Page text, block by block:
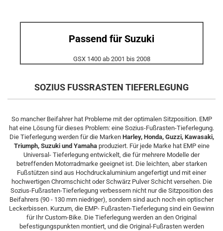
Passend für Suzuki
GSX 1400 ab 2001 bis 2008
SOZIUS FUSSRASTEN TIEFERLEGUNG
So mancher Beifahrer hat Probleme mit der optimalen Sitzposition. EMP
hat eine Lösung für dieses Problem: eine Sozius-Fußrasten-Tieferlegung.
Die Tieferlegung werden für die Marken Harley, Honda, Guzzi, Kawasaki,
Triumph, Suzuki und Yamahaproduziert. Für jede Marke hat EMP eine
Universal- Tieferlegung entwickelt, die für mehrere Modelle der
betreffenden Motorradmarke geeignet ist. Die leichten, aber starken
Fußstützen sind aus Hochdruckaluminium angefertigt und mit einer
hochwertigen Chromschicht oder Schwärz Pulver Schicht versehen. Die
Sozius-Fußrasten-Tieferlegung verbessern nicht nur die Sitzposition des
Beifahrers (90 - 130 mm niedriger), sondern sind auch noch ein optischer
Leckerbissen. Kurzum, die EMP- Fußrasten-Tieferlegung sind ein Gewinn
für Ihr Custom-Bike. Die Tieferlegung werden an den Original
befestigungspunkten montiert, und die Original-Fußrasten werden